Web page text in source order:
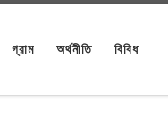
গ্রাম অর্থনীতি বিবিধ